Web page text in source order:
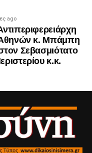
ago
Αθηνών κ. Μπάμπη
Σεβασμιότατο
κ.κ.